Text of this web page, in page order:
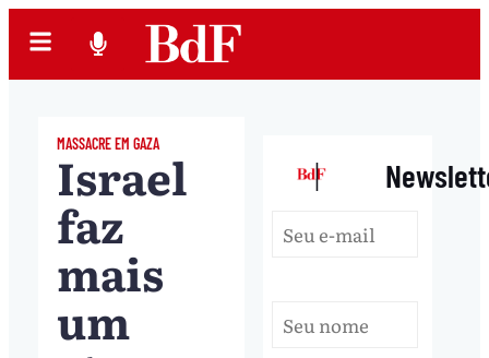
MASSACRE EM GAZA
Israel
faz
mais
um
|